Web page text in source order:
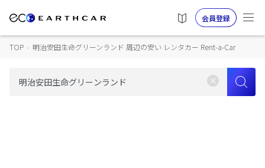
会員登録
TOP › 明治安田生命グリーンランド 周辺の安い レンタカー Rent-a-Car